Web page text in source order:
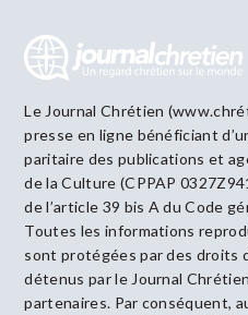
Le Journal Chrétien
presse en ligne bénéficiant
paritaire des publications et
de la Culture (CPPAP
de l’article 39 bis A du Code
Toutes les informations
sont protégées par des droits
détenus par le Journal
partenaires. Par conséquent,